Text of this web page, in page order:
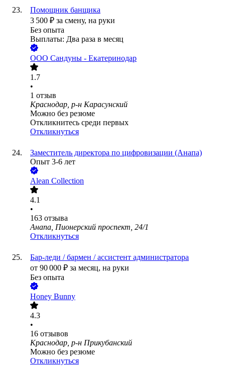
Помощник банщика
3 500 ₽ за смену, на руки
Без опыта
Выплаты: Два раза в месяц
ООО Сандуны - Екатеринодар
1.7
•
1 отзыв
Краснодар, р-н Карасунский
Можно без резюме
Откликнитесь среди первых
Откликнуться
Заместитель директора по цифровизации (Анапа)
Опыт 3-6 лет
Alean Collection
4.1
•
163 отзыва
Анапа, Пионерский проспект, 24/1
Откликнуться
Бар-леди / бармен / ассистент администратора
от 90 000 ₽ за месяц, на руки
Без опыта
Honey Bunny
4.3
•
16 отзывов
Краснодар, р-н Прикубанский
Можно без резюме
Откликнуться